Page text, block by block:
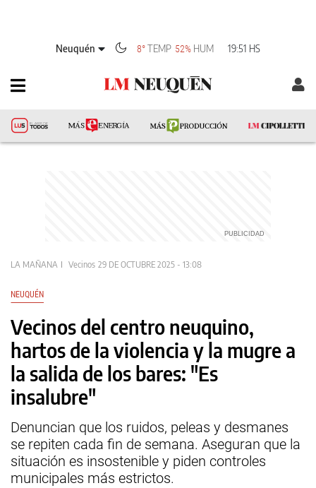
Neuquén 8°TEMP 52% HUM 19:51 HS
LA MAÑANA Vecinos 29 DE OCTUBRE 2025 - 13:08
NEUQUÉN
Vecinos del centro neuquino,
hartos de la violencia y la mugre a
la salida de los bares: "Es
insalubre"
Denuncian que los ruidos, peleas y desmanes
se repiten cada fin de semana. Aseguran que la
situación es insostenible y piden controles
municipales más estrictos.